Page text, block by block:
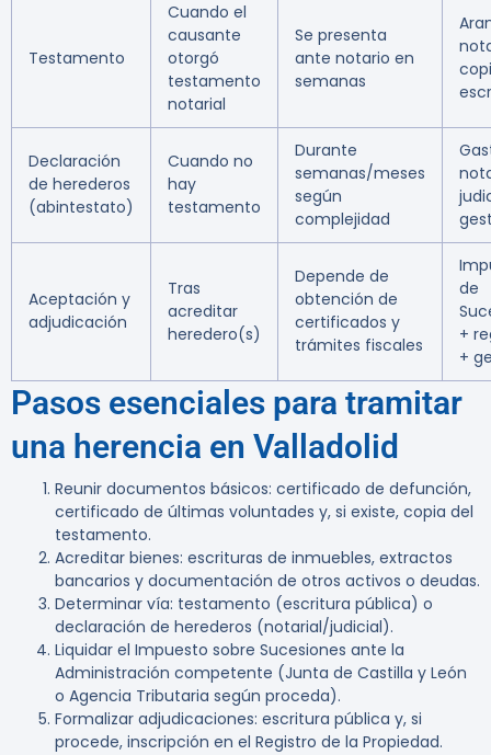
Testamento
Cuando el
causante
otorgó
testamento
notarial
Se presenta
ante notario en
semanas
Declaración
de herederos
(abintestato)
Cuando no
hay
testamento
Durante
semanas/meses
según
complejidad
Aceptación y
adjudicación
Tras
acreditar
heredero(s)
Depende de
obtención de
certificados y
trámites fiscales
de
+
+
Pasos esenciales para tramitar
una herencia en Valladolid
Reunir documentos básicos: certificado de defunción,
certificado de últimas voluntades y, si existe, copia del
testamento.
Acreditar bienes: escrituras de inmuebles, extractos
bancarios y documentación de otros activos o deudas.
Determinar vía: testamento (escritura pública) o
declaración de herederos (notarial/judicial).
Liquidar el Impuesto sobre Sucesiones ante la
Administración competente (Junta de Castilla y León
o Agencia Tributaria según proceda).
Formalizar adjudicaciones: escritura pública y, si
procede, inscripción en el Registro de la Propiedad.